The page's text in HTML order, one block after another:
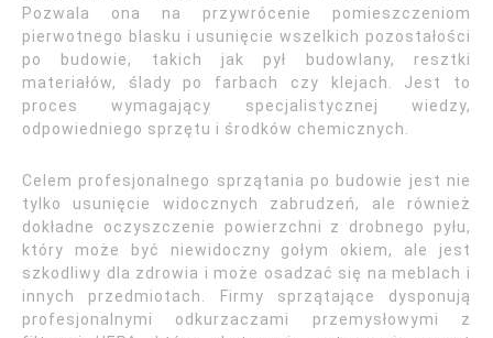
Pozwala ona na przywrócenie pomieszczeniom
pierwotnego blasku i usunięcie wszelkich pozostałości
po budowie, takich jak pył budowlany, resztki
materiałów, ślady po farbach czy klejach. Jest to
proces wymagający specjalistycznej wiedzy,
odpowiedniego sprzętu i środków chemicznych.
Celem profesjonalnego sprzątania po budowie jest nie
tylko usunięcie widocznych zabrudzeń, ale również
dokładne oczyszczenie powierzchni z drobnego pyłu,
który może być niewidoczny gołym okiem, ale jest
szkodliwy dla zdrowia i może osadzać się na meblach i
innych przedmiotach. Firmy sprzątające dysponują
profesjonalnymi odkurzaczami przemysłowymi z